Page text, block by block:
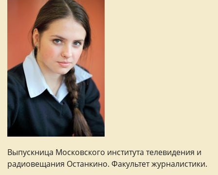
Фотоальбом
Мы в СМИ
Выпускница Московского института телевидения и
радиовещания Останкино. Факультет журналистики.